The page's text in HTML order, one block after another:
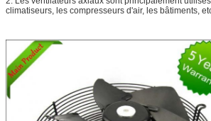
climatiseurs, les compresseurs d'air, les bâtiments,